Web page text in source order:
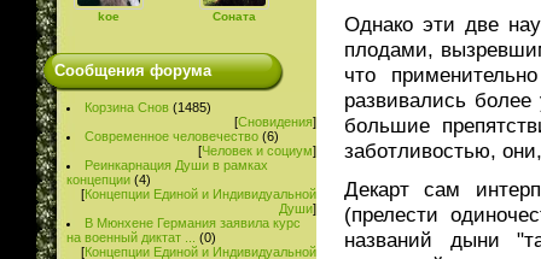
koe Соната
Сообщения форума
Корзина Снов (1485)
[Сновидения]
Современное человечество (6)
[Человек и социум]
Реинкарнация Души в рамках
концепции (4)
[Концепции Единой и Индивидуальной
Души]
В Мюнхене Германия заявила курс
на военный диктат ...
(0)
[Концепции Единой и Индивидуальной
Однако эти две
плодами,
что
развивались
большие
заботливостью,
Декарт сам
(прелести
названий дыни